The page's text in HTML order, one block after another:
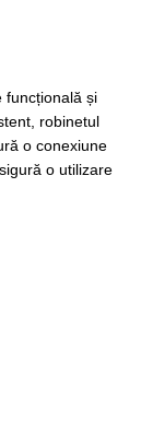
funcțională și
robinetul
o conexiune
o utilizare